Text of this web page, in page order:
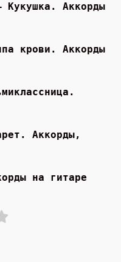
Кукушка. Аккорды
крови. Аккорды
Аккорды,
на гитаре